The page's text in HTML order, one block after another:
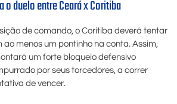
o duelo entre Ceará x Coritiba
de comando, o Coritiba deverá tentar
menos um pontinho na conta. Assim,
um forte bloqueio defensivo
por seus torcedores, a correr
de vencer.